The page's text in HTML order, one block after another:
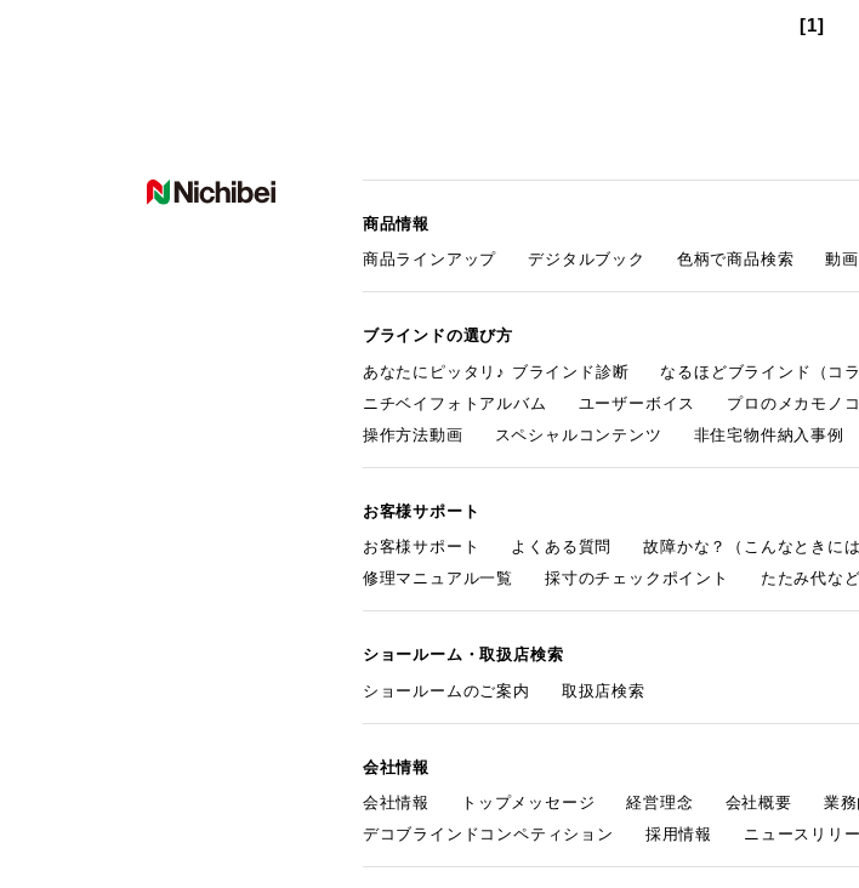
[1]
商品情報
商品ラインアップ
デジタルブック 色柄で商品検索 動
ブラインドの選び方
あなたにピッタリ♪ ブラインド診断
なるほどブラインド（コラ
ニチベイフォトアルバム
ユーザーボイス プロのメカモノ
操作方法動画
スペシャルコンテンツ 非住宅物件納入事例
お客様サポート
お客様サポート
よくある質問 故障かな？（こんなときには
修理マニュアル一覧
採寸のチェックポイント たたみ代な
ショールーム・取扱店検索
ショールームのご案内
取扱店検索
会社情報
会社情報
トップメッセージ 経営理念 会社概要 業
デコブラインドコンペティション
採用情報 ニュースリリ